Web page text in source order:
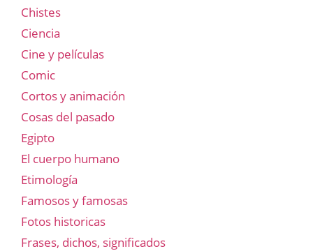
Chistes
Ciencia
Cine y películas
Comic
Cortos y animación
Cosas del pasado
Egipto
El cuerpo humano
Etimología
Famosos y famosas
Fotos historicas
Frases, dichos, significados